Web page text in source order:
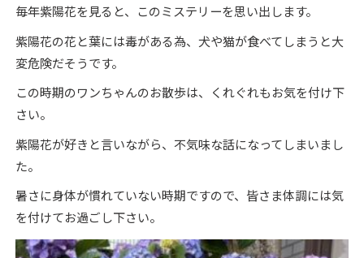
毎年紫陽花を見ると、このミステリーを思い出します。
紫陽花の花と葉には毒がある為、犬や猫が食べてしまうと大
変危険だそうです。
この時期のワンちゃんのお散歩は、くれぐれもお気を付け下
さい。
紫陽花が好きと言いながら、不気味な話になってしまいまし
た。
暑さに身体が慣れていない時期ですので、皆さま体調には気
を付けてお過ごし下さい。